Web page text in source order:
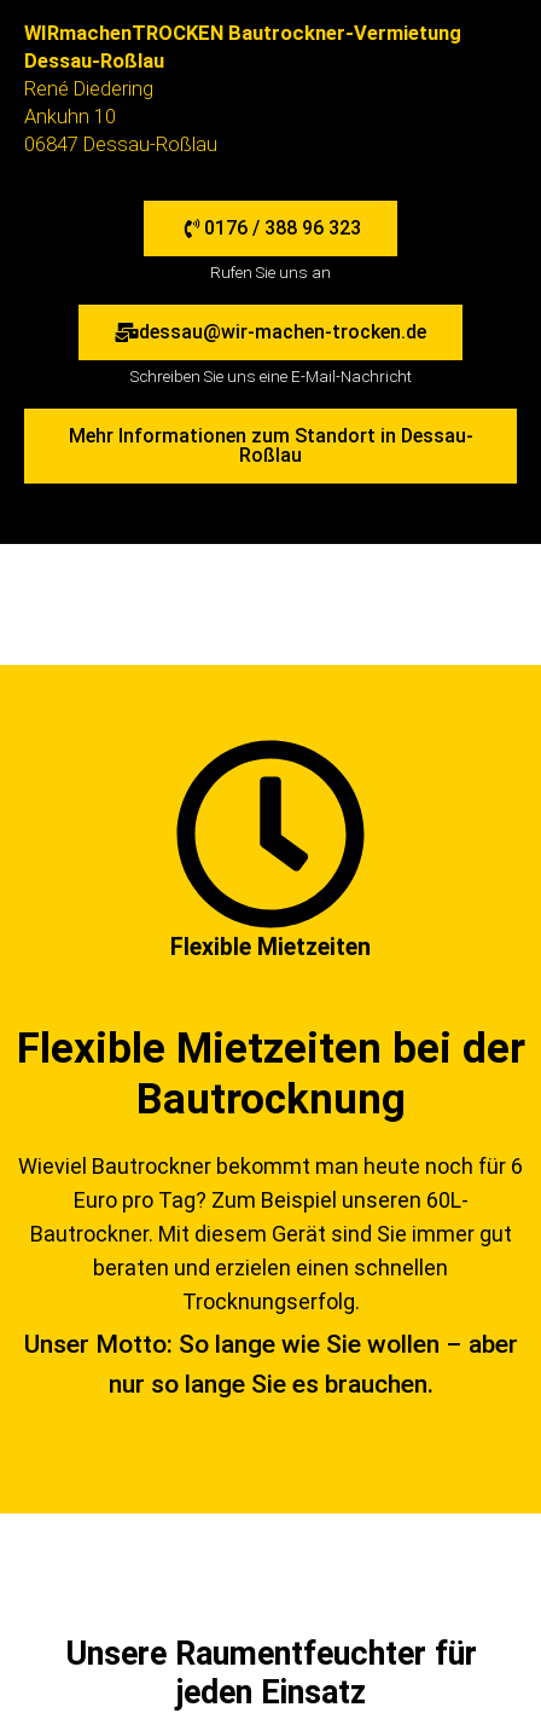
WIRmachenTROCKEN Bautrockner-Vermietung
Dessau-Roßlau
René Diedering
Ankuhn 10
06847 Dessau-Roßlau
0176 / 388 96 323
Rufen Sie uns an
dessau@wir-machen-trocken.de
Schreiben Sie uns eine E-Mail-Nachricht
Mehr Informationen zum Standort in Dessau-
Roßlau
Flexible Mietzeiten
Flexible Mietzeiten bei der
Bautrocknung
Wieviel Bautrockner bekommt man heute noch für 6
Euro pro Tag? Zum Beispiel unseren 60L-
Bautrockner. Mit diesem Gerät sind Sie immer gut
beraten und erzielen einen schnellen
Trocknungserfolg.
Unser Motto: So lange wie Sie wollen – aber
nur so lange Sie es brauchen.
Unsere Raumentfeuchter für
jeden Einsatz